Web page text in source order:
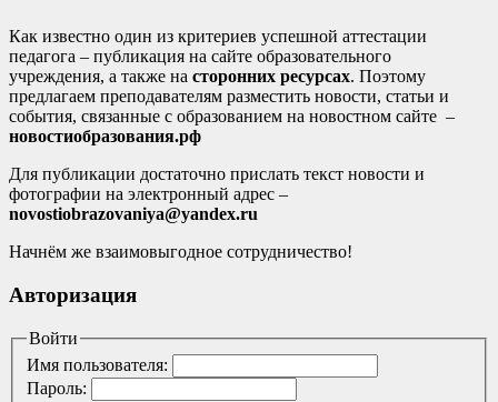
Как известно один из критериев успешной аттестации
педагога – публикация на сайте образовательного
учреждения, а также на сторонних ресурсах. Поэтому
предлагаем преподавателям разместить новости, статьи и
события, связанные с образованием на новостном сайте –
новостиобразования.рф
Для публикации достаточно прислать текст новости и
фотографии на электронный адрес –
novostiobrazovaniya@yandex.ru
Начнём же взаимовыгодное сотрудничество!
Авторизация
Войти
Имя пользователя:
Пароль: